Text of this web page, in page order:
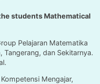
students Mathematical
Pelajaran Matematika
Tangerang, dan Sekitarnya.
Mengajar,